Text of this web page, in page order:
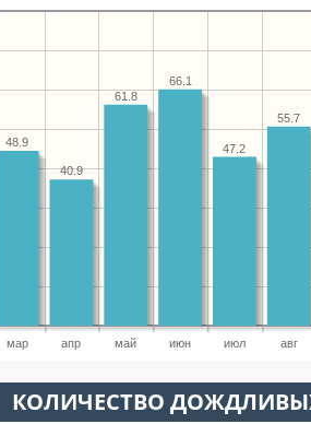
мар апр май июн июл авг
55.7
47.2
66.1
61.8
40.9
48.9
КОЛИЧЕСТВО